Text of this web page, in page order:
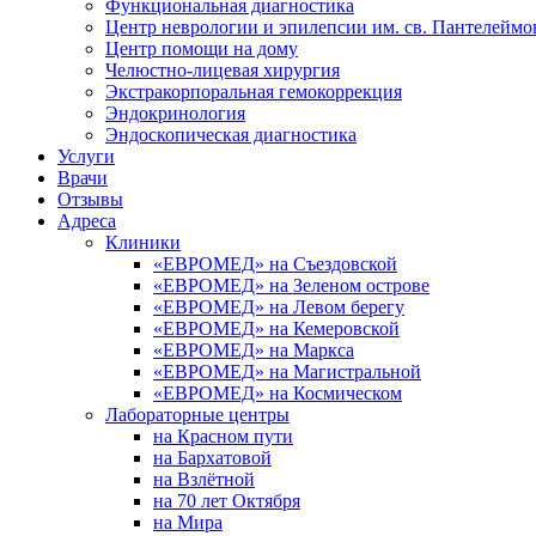
Функциональная диагностика
Центр неврологии и эпилепсии им. св.
Центр помощи на дому
Челюстно-лицевая хирургия
Экстракорпоральная гемокоррекция
Эндокринология
Эндоскопическая диагностика
Услуги
Врачи
Отзывы
Адреса
Клиники
«ЕВРОМЕД» на Съездовской
«ЕВРОМЕД» на Зеленом острове
«ЕВРОМЕД» на Левом берегу
«ЕВРОМЕД» на Кемеровской
«ЕВРОМЕД» на Маркса
«ЕВРОМЕД» на Магистральной
«ЕВРОМЕД» на Космическом
Лабораторные центры
на Красном пути
на Бархатовой
на Взлётной
на 70 лет Октября
на Мира